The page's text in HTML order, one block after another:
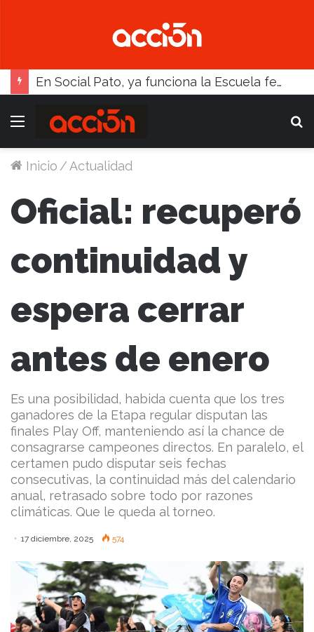
En Social Pato, ya funciona la Escuela femenina de paleta
Menú
Inicio /Actualidad
Oficial: recuperó
continuidad y
espera cerrar
antes de enero
Es una posibilidad, habida cuenta que los tres
ganadores de la Etapa regular disputan las
finales Play Off, manteniendo así la chance de
consagrarse campeones directos. En paralelo, el
certamen pudo disputar seis fechas
consecutivas, la continuidad más del calendario
anual, retrasado sobre todo por razones
climáticas. Que le queda al torneo.
17 diciembre, 2025 574